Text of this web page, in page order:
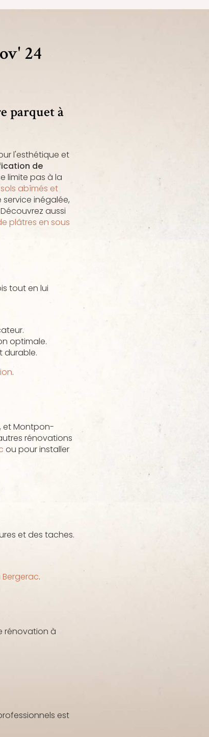
24
parquet à
l'esthétique et
de
limite pas à la
abîmés et
service inégalée,
aussi
plâtres en sous
tout en lui
optimale.
durable.
.
et Montpon-
rénovations
ou pour installer
et des taches.
.
rénovation à
est